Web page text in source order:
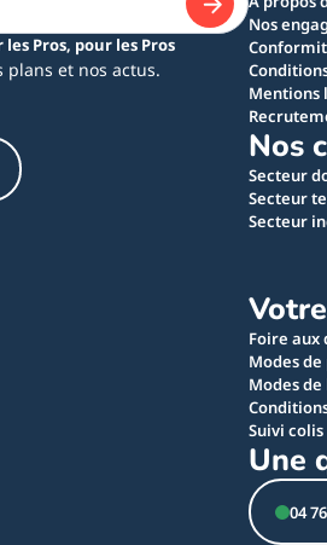
Pros, pour les Pros
plans et nos actus.
Nos
Mentions
Nos
Secteur
Secteur
Secteur
Foire aux
Modes
Modes
Suivi colis
Une
04